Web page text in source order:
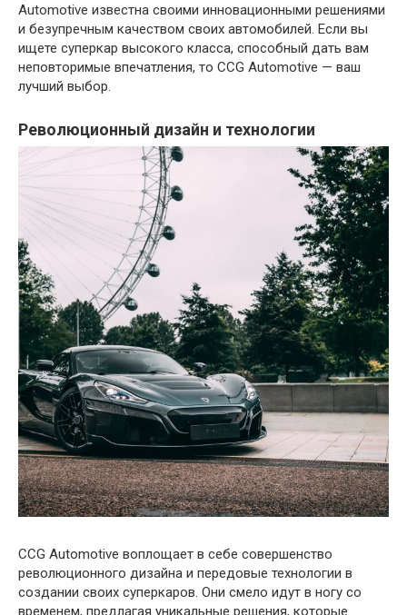
Automotive известна своими инновационными решениями
и безупречным качеством своих автомобилей. Если вы
ищете суперкар высокого класса, способный дать вам
неповторимые впечатления, то CCG Automotive — ваш
лучший выбор.
Революционный дизайн и технологии
CCG Automotive воплощает в себе совершенство
революционного дизайна и передовые технологии в
создании своих суперкаров. Они смело идут в ногу со
временем, предлагая уникальные решения, которые